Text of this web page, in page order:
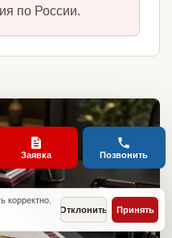
по России.
корректно.
Отклонить Принять
Заявка Позвонить